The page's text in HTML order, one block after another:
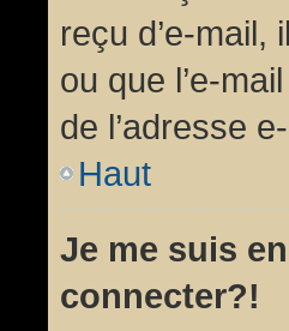
reçu d’e-
ou que l’e-
de l’adresse
Haut
Je me suis
connecter?!